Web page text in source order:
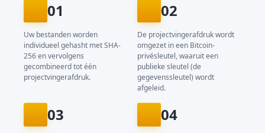
01
Uw bestanden worden
individueel gehasht met SHA-
256 en vervolgens
gecombineerd tot één
projectvingerafdruk.
02
De projectvingerafdruk wordt
omgezet in een Bitcoin-
privésleutel, waaruit een
publieke sleutel (de
gegevenssleutel) wordt
afgeleid.
03 04